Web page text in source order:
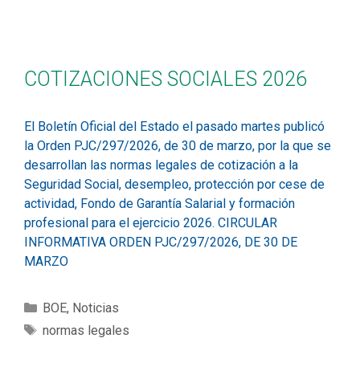
COTIZACIONES SOCIALES 2026
El Boletín Oficial del Estado el pasado martes publicó
la Orden PJC/297/2026, de 30 de marzo, por la que se
desarrollan las normas legales de cotización a la
Seguridad Social, desempleo, protección por cese de
actividad, Fondo de Garantía Salarial y formación
profesional para el ejercicio 2026. CIRCULAR
INFORMATIVA ORDEN PJC/297/2026, DE 30 DE
MARZO
BOE, Noticias
normas legales